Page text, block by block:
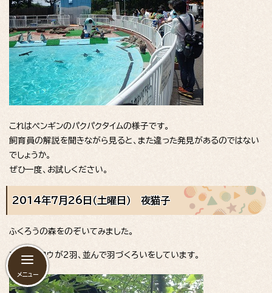
これはペンギンのパクパクタイムの様子です。
飼育員の解説を聞きながら見ると、また違った発見があるのではない
でしょうか。
ぜひ一度、お試しください。
2014年7月26日（土曜日） 夜猫子
ふくろうの森をのぞいてみました。
エゾフクロウが2羽、並んで羽づくろいをしています。
メニュー